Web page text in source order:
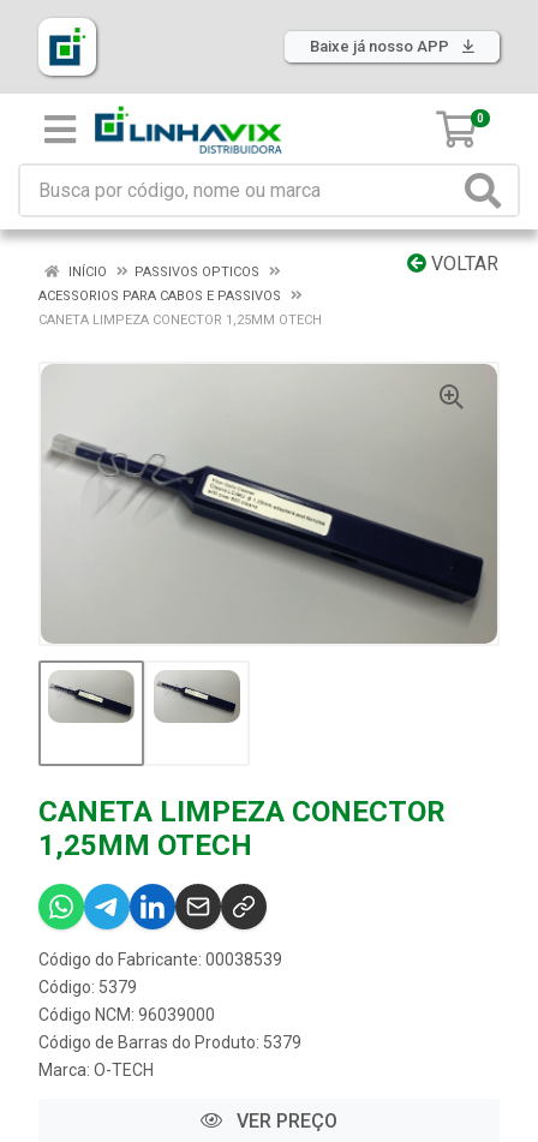
Baixe já nosso APP
0
VOLTAR
INÍCIO
PASSIVOS OPTICOS
ACESSORIOS PARA CABOS E PASSIVOS
CANETA LIMPEZA CONECTOR 1,25MM OTECH
CANETA LIMPEZA CONECTOR
1,25MM OTECH
Código do Fabricante: 00038539
Código: 5379
Código NCM: 96039000
Código de Barras do Produto: 5379
Marca: O-TECH
VER PREÇO